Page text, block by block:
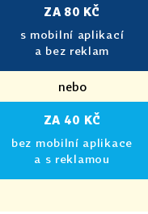
ZA 80 KČ
s mobilní aplikací
a bez reklam
nebo
ZA 40 KČ
bez mobilní aplikace
a s reklamou